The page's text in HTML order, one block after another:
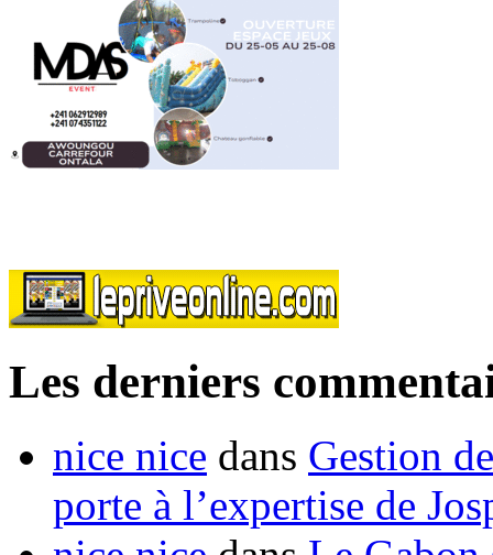
Les derniers
nice nice dans Gestion
porte à l’expertise de